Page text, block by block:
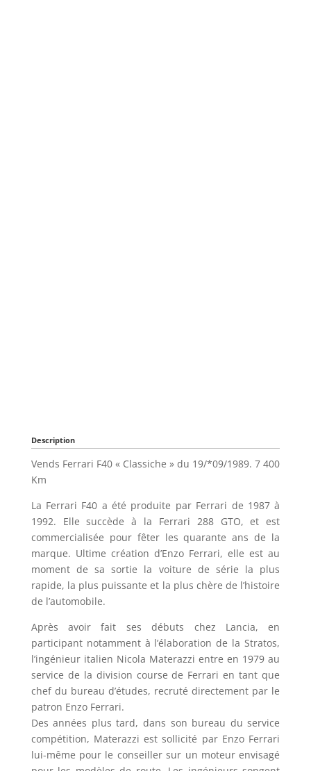
Description
Vends Ferrari F40 « Classiche » du 19/*09/1989. 7 400
Km
La Ferrari F40 a été produite par Ferrari de 1987 à
1992. Elle succède à la Ferrari 288 GTO, et est
commercialisée pour fêter les quarante ans de la
marque. Ultime création d’Enzo Ferrari, elle est au
moment de sa sortie la voiture de série la plus
rapide, la plus puissante et la plus chère de l’histoire
de l’automobile.
Après avoir fait ses débuts chez Lancia, en
participant notamment à l’élaboration de la Stratos,
l’ingénieur italien Nicola Materazzi entre en 1979 au
service de la division course de Ferrari en tant que
chef du bureau d’études, recruté directement par le
patron Enzo Ferrari.
Des années plus tard, dans son bureau du service
compétition, Materazzi est sollicité par Enzo Ferrari
lui-même pour le conseiller sur un moteur envisagé